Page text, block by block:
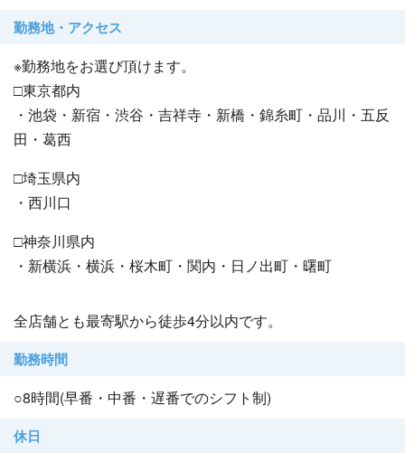
勤務地・アクセス
※勤務地をお選び頂けます。
□東京都内
・池袋・新宿・渋谷・吉祥寺・新橋・錦糸町・品川・五反
田・葛西
□埼玉県内
・西川口
□神奈川県内
・新横浜・横浜・桜木町・関内・日ノ出町・曙町
全店舗とも最寄駅から徒歩4分以内です。
勤務時間
○8時間(早番・中番・遅番でのシフト制)
休日